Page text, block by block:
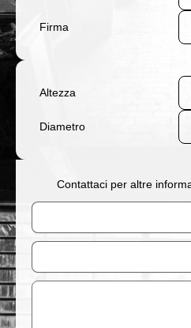
Firma
Altezza
Diametro
Contattaci per altre
Nome
Email
Messaggio